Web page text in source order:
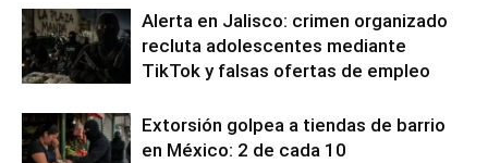
Alerta en Jalisco: crimen organizado
recluta adolescentes mediante
TikTok y falsas ofertas de empleo
Extorsión golpea a tiendas de barrio
en México: 2 de cada 10